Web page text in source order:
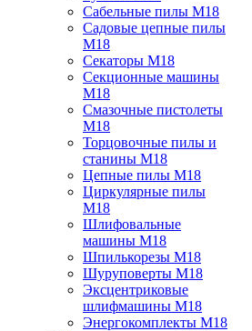
Сабельные пилы M18
Садовые цепные пилы
M18
Секаторы M18
Секционные машины
M18
Смазочные пистолеты
M18
Торцовочные пилы и
станины M18
Цепные пилы M18
Циркулярные пилы
M18
Шлифовальные
машины M18
Шпилькорезы M18
Шуруповерты M18
Эксцентриковые
шлифмашины M18
Энергокомплекты M18